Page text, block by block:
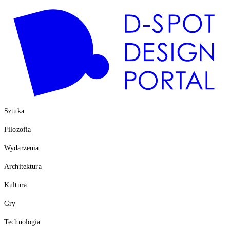
Sztuka
Filozofia
Wydarzenia
Architektura
Kultura
Gry
Technologia